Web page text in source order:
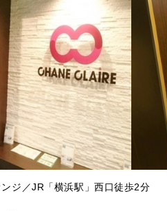
ジ／JR「横浜駅」西口徒歩2分